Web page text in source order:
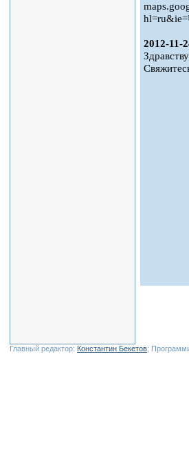
2012-11-
Главный редактор: Константин Бекетов;